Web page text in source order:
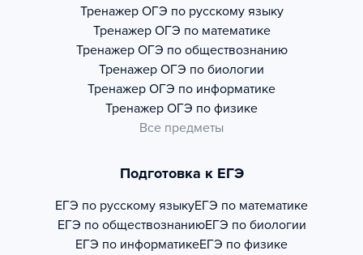
Тренажер ОГЭ по русскому языку
Тренажер ОГЭ по математике
Тренажер ОГЭ по обществознанию
Тренажер ОГЭ по биологии
Тренажер ОГЭ по информатике
Тренажер ОГЭ по физике
Все предметы
Подготовка к ЕГЭ
ЕГЭ по русскому языкуЕГЭ по математике
ЕГЭ по обществознаниюЕГЭ по биологии
ЕГЭ по информатикеЕГЭ по физике